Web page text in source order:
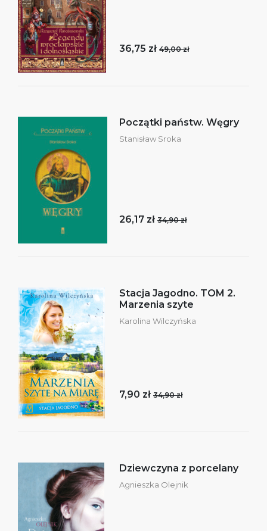
36,75 zł 49,00 zł
Początki państw. Węgry
Stanisław Sroka
26,17 zł 34,90 zł
Stacja Jagodno. TOM 2.
Marzenia szyte
Karolina Wilczyńska
7,90 zł 34,90 zł
Dziewczyna z porcelany
Agnieszka Olejnik